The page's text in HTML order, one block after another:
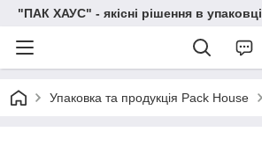
"ПАК ХАУС" - якісні рішення в упаковці
Упаковка та продукція Pack House